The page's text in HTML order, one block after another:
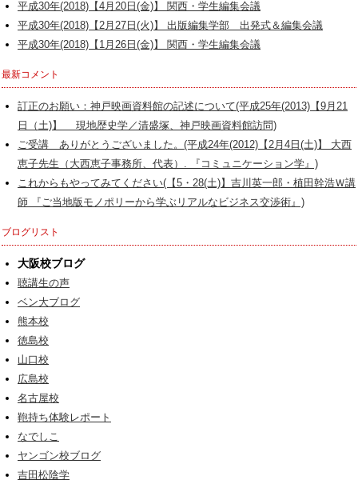
平成30年(2018)【4月20日(金)】 関西・学生編集会議
平成30年(2018)【2月27日(火)】 出版編集学部 出発式＆編集会議
平成30年(2018)【1月26日(金)】 関西・学生編集会議
最新コメント
訂正のお願い：神戸映画資料館の記述について(平成25年(2013)【9月21
日（土)】 現地歴史学／清盛塚、神戸映画資料館訪問)
ご受講 ありがとうございました。(平成24年(2012)【2月4日(土)】 大西
恵子先生（大西恵子事務所、代表）. 『コミュニケーション学』)
これからもやってみてください(【5・28(土)】吉川英一郎・植田幹浩Ｗ講
師 『ご当地版モノポリーから学ぶリアルなビジネス交渉術』)
ブログリスト
大阪校ブログ
聴講生の声
ベン大ブログ
熊本校
徳島校
山口校
広島校
名古屋校
鞄持ち体験レポート
なでしこ
ヤンゴン校ブログ
吉田松陰学